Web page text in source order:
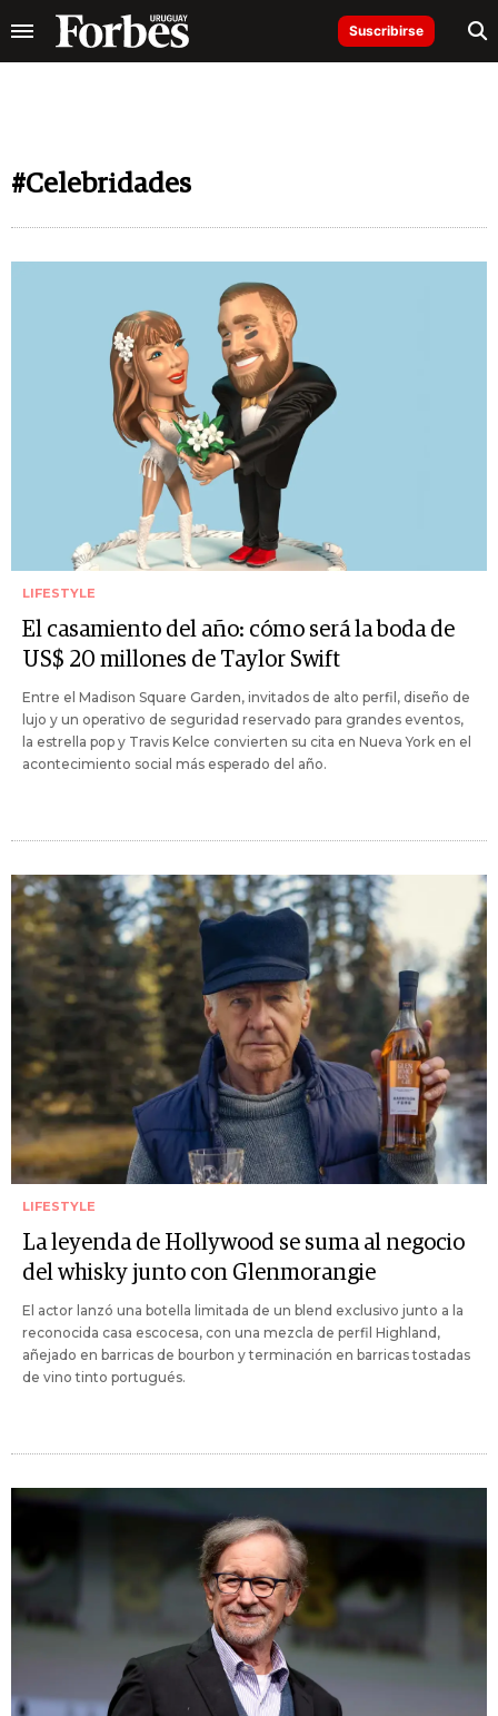
Suscribirse
#Celebridades
LIFESTYLE
El casamiento del año: cómo será la boda de
US$ 20 millones de Taylor Swift
Entre el Madison Square Garden, invitados de alto perfil, diseño de
lujo y un operativo de seguridad reservado para grandes eventos,
la estrella pop y Travis Kelce convierten su cita en Nueva York en el
acontecimiento social más esperado del año.
LIFESTYLE
La leyenda de Hollywood se suma al negocio
del whisky junto con Glenmorangie
El actor lanzó una botella limitada de un blend exclusivo junto a la
reconocida casa escocesa, con una mezcla de perfil Highland,
añejado en barricas de bourbon y terminación en barricas tostadas
de vino tinto portugués.